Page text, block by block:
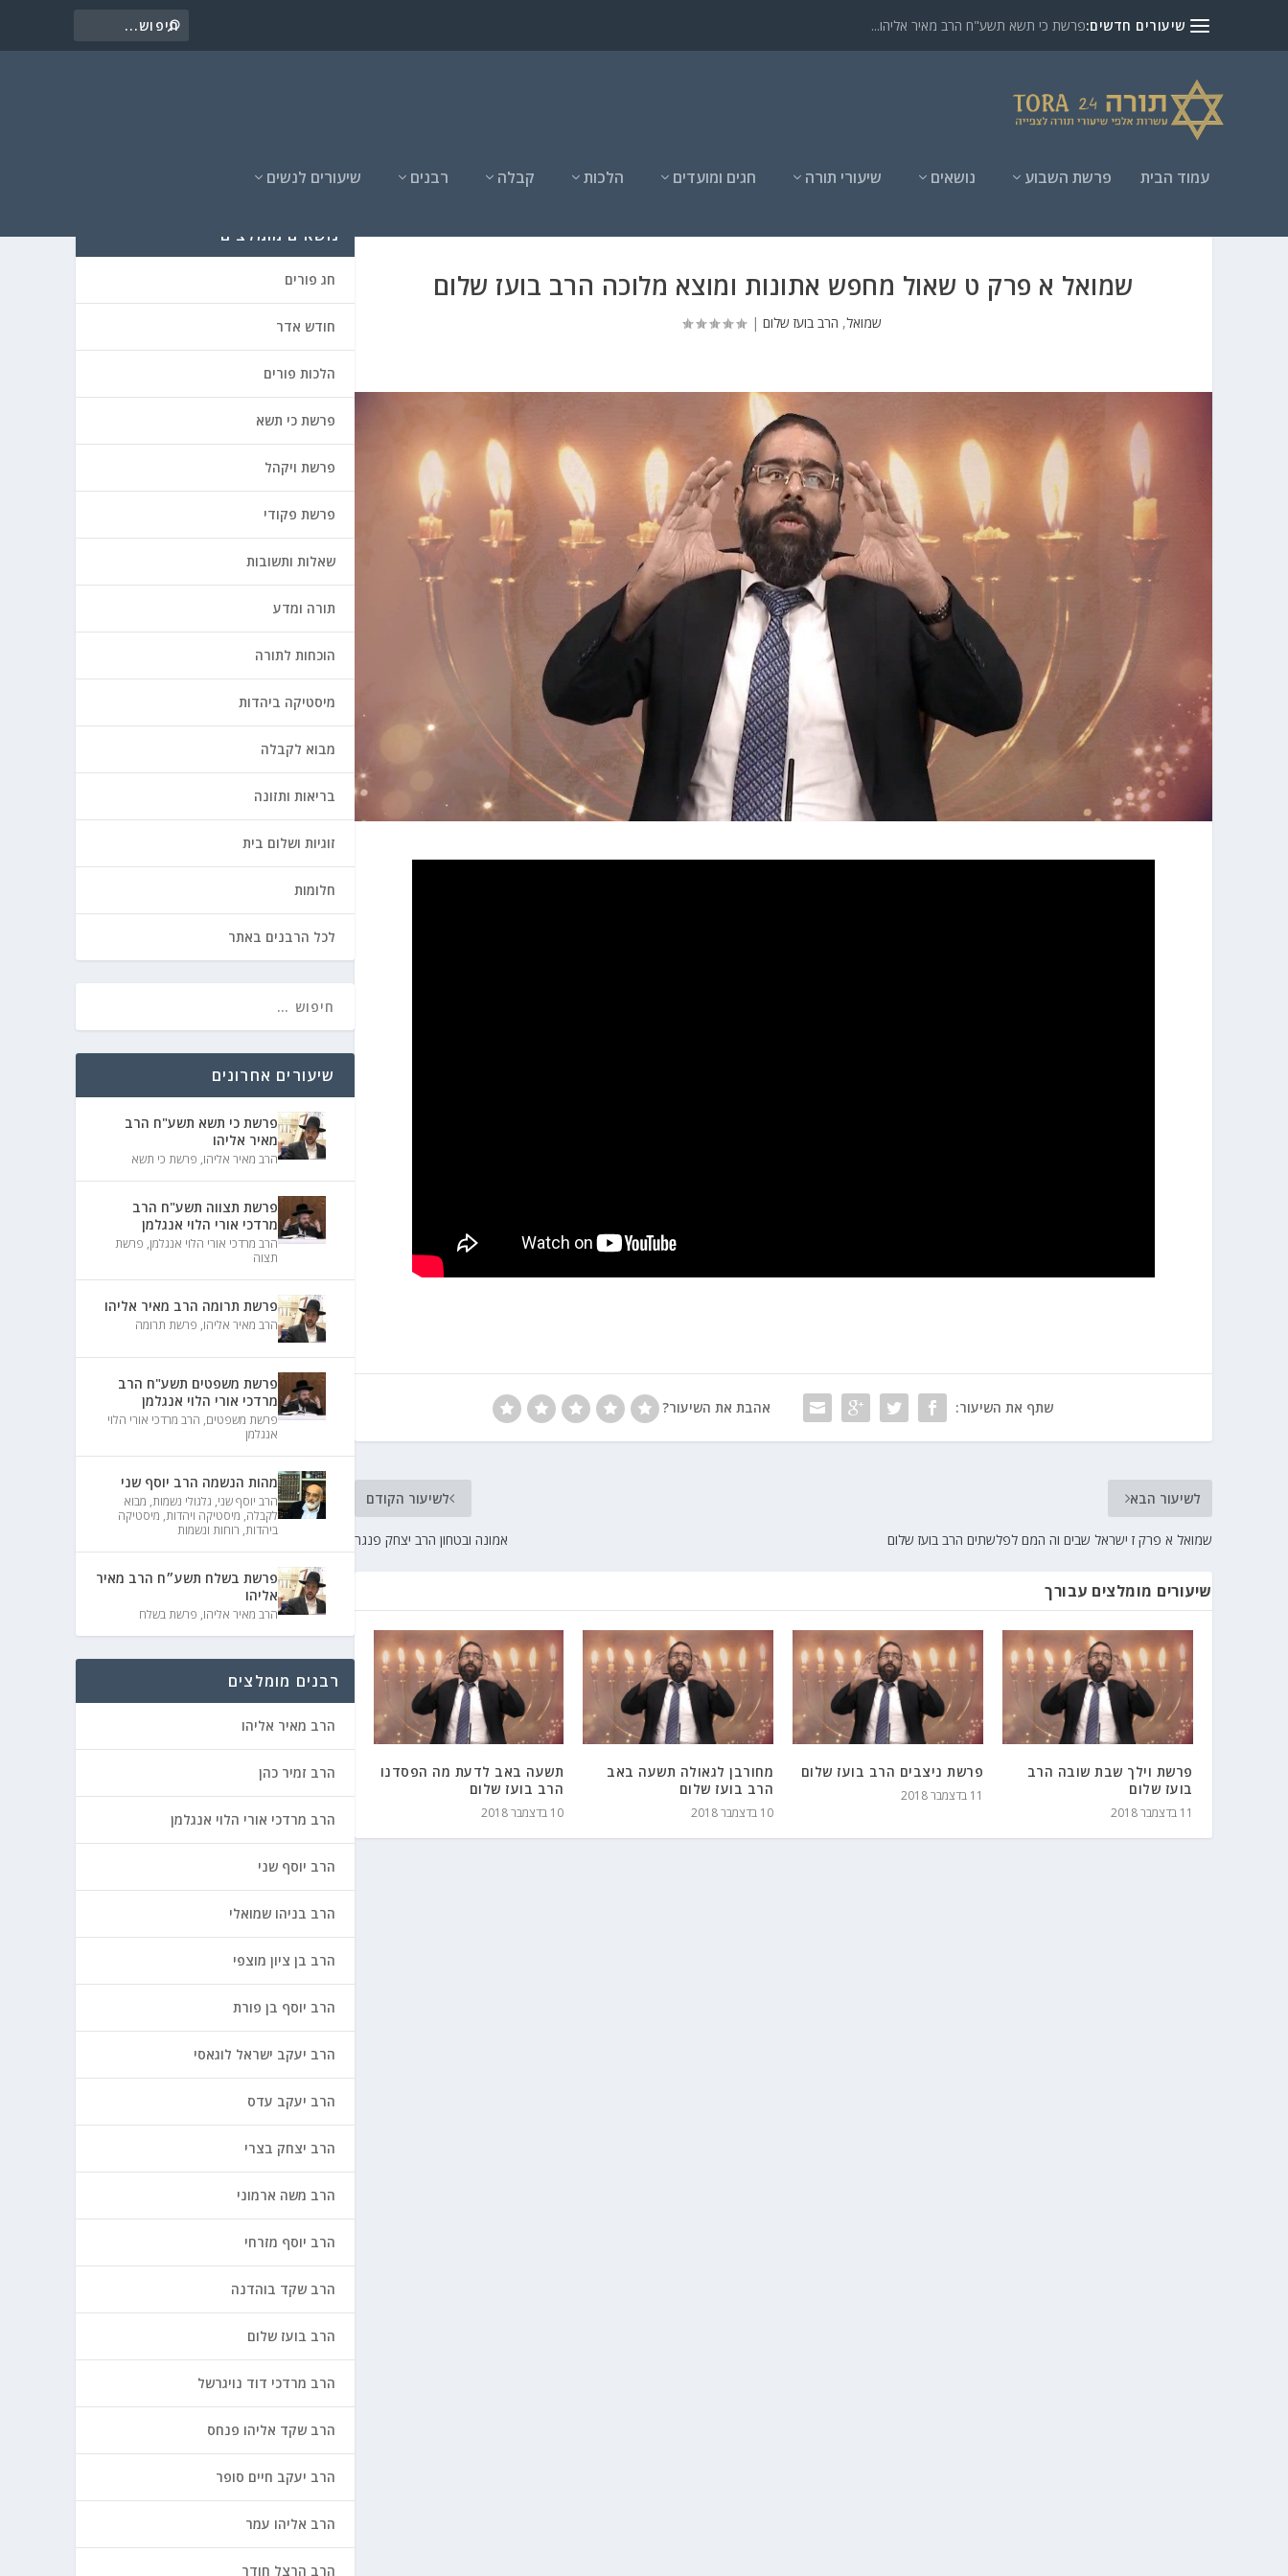
שיעורים חדשים:פרשת כי תשא תשע"ח הרב מאיר אליהו...
עמוד הבית פרשת השבוע נושאים שיעורי תורה חגים ומועדים הלכות קבלה רבנים שיעורים לנשים
שמואל א פרק ט שאול מחפש אתונות ומוצא מלוכה הרב בועז שלום
שמואל, הרב בועז שלום|
שתף את השיעור: אהבת את השיעור?
לשיעור הקודם
אמונה ובטחון הרב יצחק פנגר
לשיעור הבא
שמואל א פרק ז ישראל שבים וה המם לפלשתים הרב בועז שלום
שיעורים מומלצים עבורך
פרשת וילך שבת שובה הרב
בועז שלום
11 בדצמבר 2018
פרשת ניצבים הרב בועז שלום
11 בדצמבר 2018
מחורבן לגאולה תשעה באב
הרב בועז שלום
10 בדצמבר 2018
תשעה באב לדעת מה הפסדנו
הרב בועז שלום
10 בדצמבר 2018
נושאים מומלצים
חג פורים
חודש אדר
הלכות פורים
פרשת כי תשא
פרשת ויקהל
פרשת פקודי
שאלות ותשובות
תורה ומדע
הוכחות לתורה
מיסטיקה ביהדות
מבוא לקבלה
בריאות ותזונה
זוגיות ושלום בית
חלומות
לכל הרבנים באתר
שיעורים אחרונים
פרשת כי תשא תשע"ח הרב
מאיר אליהו
הרב מאיר אליהו, פרשת כי תשא
פרשת תצווה תשע"ח הרב
מרדכי אורי הלוי אנגלמן
הרב מרדכי אורי הלוי אנגלמן, פרשת
תצוה
פרשת תרומה הרב מאיר אליהו
הרב מאיר אליהו, פרשת תרומה
פרשת משפטים תשע"ח הרב
מרדכי אורי הלוי אנגלמן
פרשת משפטים, הרב מרדכי אורי הלוי
אנגלמן
מהות הנשמה הרב יוסף שני
הרב יוסף שני, גלגולי נשמות, מבוא
לקבלה, מיסטיקה ויהדות, מיסטיקה
ביהדות, רוחות ונשמות
פרשת בשלח תשע״ח הרב מאיר
אליהו
הרב מאיר אליהו, פרשת בשלח
רבנים מומלצים
הרב מאיר אליהו
הרב זמיר כהן
הרב מרדכי אורי הלוי אנגלמן
הרב יוסף שני
הרב בניהו שמואלי
הרב בן ציון מוצפי
הרב יוסף בן פורת
הרב יעקב ישראל לוגאסי
הרב יעקב עדס
הרב יצחק בצרי
הרב משה ארמוני
הרב יוסף מזרחי
הרב שקד בוהדנה
הרב בועז שלום
הרב מרדכי דוד נויגרשל
הרב שקד אליהו פנחס
הרב יעקב חיים סופר
הרב אליהו עמר
הרב הרצל חודר